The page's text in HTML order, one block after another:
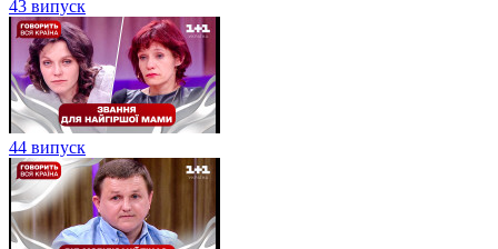
43 випуск
44 випуск